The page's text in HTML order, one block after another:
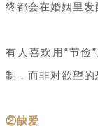
终都会在婚姻里发
有人喜欢用“节俭
制，而非对欲望的
②缺爱